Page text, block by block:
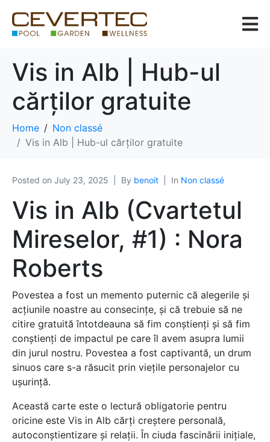
Vis in Alb | Hub-ul
cărților gratuite
Home
Non classé
Vis in Alb | Hub-ul cărților gratuite
Posted on July 23, 2025 By benoit In Non classé
Vis in Alb (Cvartetul
Mireselor, #1) : Nora
Roberts
Povestea a fost un memento puternic că alegerile și
acțiunile noastre au consecințe, și că trebuie să ne
citire gratuită întotdeauna să fim conștienți și să fim
conștienți de impactul pe care îl avem asupra lumii
din jurul nostru. Povestea a fost captivantă, un drum
sinuos care s-a răsucit prin viețile personajelor cu
ușurință.
Această carte este o lectură obligatorie pentru
oricine este Vis in Alb cărți creștere personală,
autoconștientizare și relații. În ciuda fascinării inițiale,